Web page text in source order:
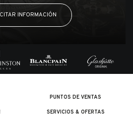
INFORMACIÓN
PUNTOS DE VENTAS
SERVICIOS & OFERTAS